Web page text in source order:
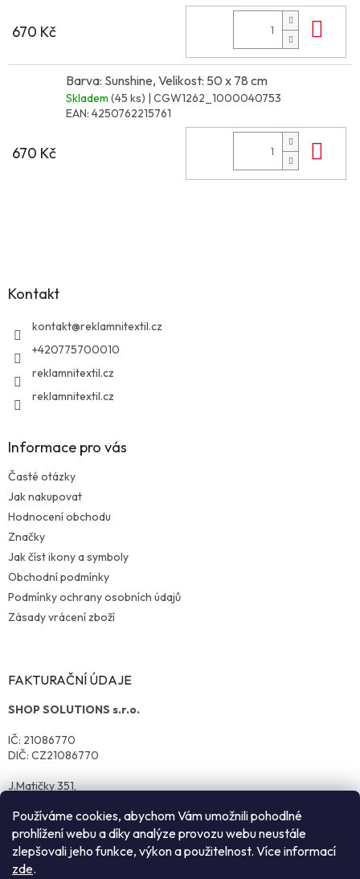
Používáme cookies, abychom Vám umožnili pohodlné
prohlížení webu a díky analýze provozu webu neustále
zlepšovali jeho funkce, výkon a použitelnost. Více informací
zde.
670 Kč
Barva: Sunshine, Velikost: 50 x 78 cm
Skladem (45 ks) | CGW1262_1000040753
EAN: 4250762215761
670 Kč
Kontakt
kontakt@reklamnitextil.cz
+420775700010
reklamnitextil.cz
reklamnitextil.cz
Informace pro vás
Časté otázky
Jak nakupovat
Hodnocení obchodu
Značky
Jak číst ikony a symboly
Obchodní podmínky
Podmínky ochrany osobních údajů
Zásady vrácení zboží
FAKTURAČNÍ ÚDAJE
SHOP SOLUTIONS s.r.o.
IČ: 21086770
DIČ: CZ21086770
J.Matičky 351,